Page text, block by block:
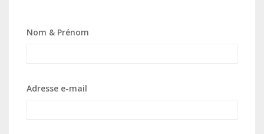
Nom & Prénom
Adresse e-mail